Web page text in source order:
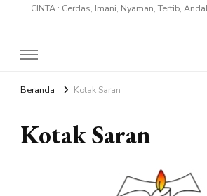
CINTA : Cerdas, Imani, Nyaman, Tertib,
Beranda Kotak Saran
Kotak Saran